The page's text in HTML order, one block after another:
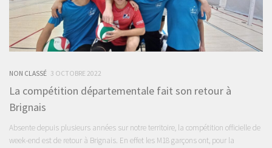
NON CLASSÉ 3 OCTOBRE 2022
La compétition départementale fait son retour à
Brignais
Absente depuis plusieurs années sur notre territoire, la compétition officielle de
week-end est de retour à Brignais. En effet les M18 garçons ont, pour la